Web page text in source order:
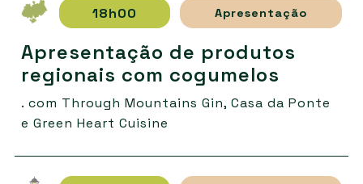
18h00 Apresentação
Apresentação de produtos
regionais com cogumelos
. com Through Mountains Gin, Casa da Ponte
e Green Heart Cuisine